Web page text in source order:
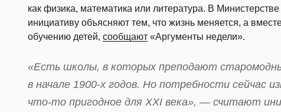
как физика, математика или литература. В
инициативу объясняют тем, что жизнь меняется, а
обучению детей, сообщают «Аргументы недели».
«Есть шкoлы, в которых преподают
в начале 1900-х годов. Но потpебности сейчас
что-то пригодное для XXI века», — считают